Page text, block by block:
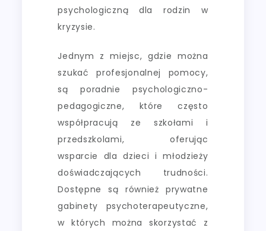
psychologiczną dla rodzin w
kryzysie.
Jednym z miejsc, gdzie można
szukać profesjonalnej pomocy,
są poradnie psychologiczno-
pedagogiczne, które często
współpracują ze szkołami i
przedszkolami, oferując
wsparcie dla dzieci i młodzieży
doświadczających trudności.
Dostępne są również prywatne
gabinety psychoterapeutyczne,
w których można skorzystać z